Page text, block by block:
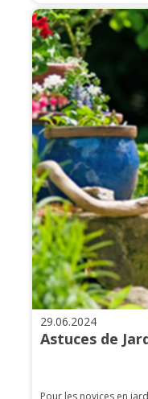
29.06.2024
Astuces de
Pour les novices en